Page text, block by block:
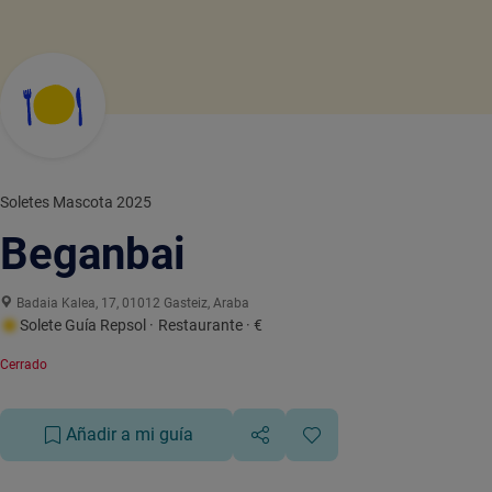
Soletes Mascota 2025
Beganbai
Badaia Kalea, 17, 01012 Gasteiz, Araba
Solete Guía Repsol · Restaurante · €
Cerrado
Añadir a mi guía